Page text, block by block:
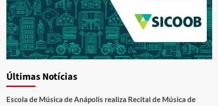
Últimas Notícias
Escola de Música de Anápolis realiza Recital de Música de